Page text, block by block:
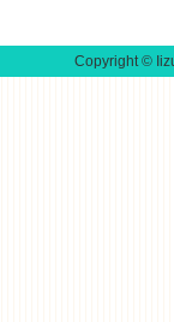
Copyright ©